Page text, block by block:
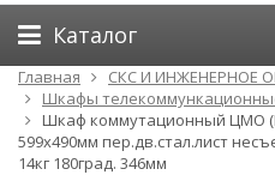
Каталог
Главная
СКС И ИНЖЕНЕРНОЕ
Шкафы
Шкаф коммутационный ЦМО
599x490мм пер.дв.стал.лист
14кг 180град. 346мм